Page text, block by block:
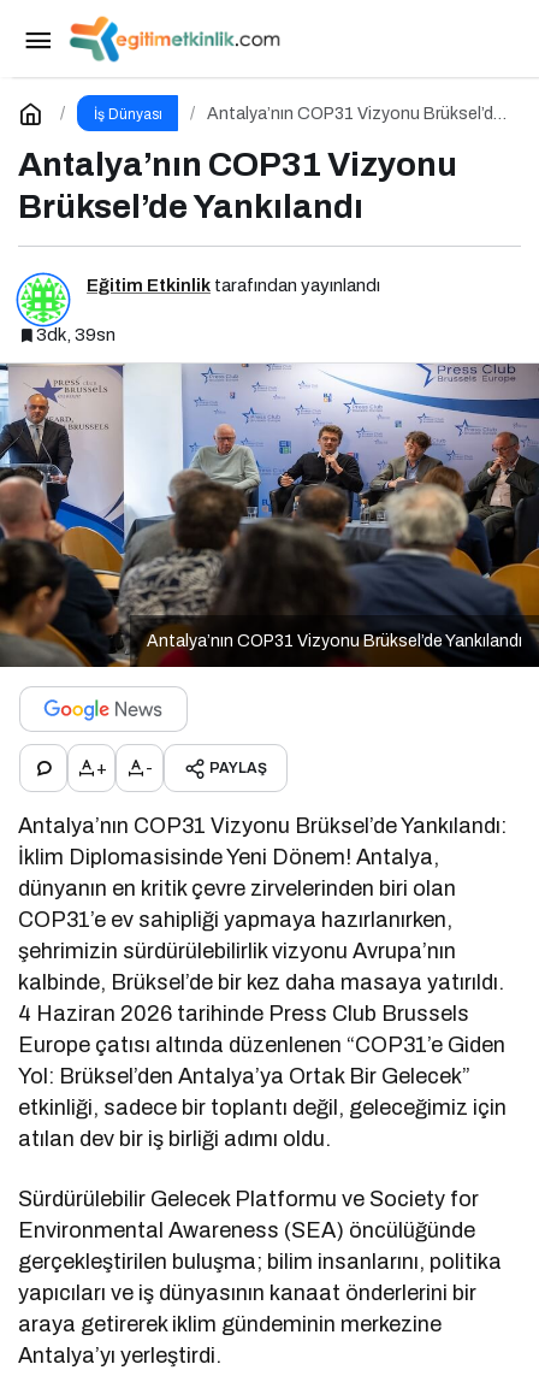
İş Dünyası
Antalya’nın COP31 Vizyonu Brüksel’de
Antalya’nın COP31 Vizyonu
Brüksel’de Yankılandı
Eğitim Etkinlik tarafından yayınlandı
3dk, 39sn
Antalya’nın COP31 Vizyonu Brüksel’de Yankılandı
+ - PAYLAŞ
Antalya’nın COP31 Vizyonu Brüksel’de Yankılandı:
İklim Diplomasisinde Yeni Dönem! Antalya,
dünyanın en kritik çevre zirvelerinden biri olan
COP31’e ev sahipliği yapmaya hazırlanırken,
şehrimizin sürdürülebilirlik vizyonu Avrupa’nın
kalbinde, Brüksel’de bir kez daha masaya yatırıldı.
4 Haziran 2026 tarihinde Press Club Brussels
Europe çatısı altında düzenlenen “COP31’e Giden
Yol: Brüksel’den Antalya’ya Ortak Bir Gelecek”
etkinliği, sadece bir toplantı değil, geleceğimiz için
atılan dev bir iş birliği adımı oldu.
Sürdürülebilir Gelecek Platformu ve Society for
Environmental Awareness (SEA) öncülüğünde
gerçekleştirilen buluşma; bilim insanlarını, politika
yapıcıları ve iş dünyasının kanaat önderlerini bir
araya getirerek iklim gündeminin merkezine
Antalya’yı yerleştirdi.
İçerik Pazarlaması Hakkında Her Şey:
İçeriklerce Podcast Serisi
Yorum Yap